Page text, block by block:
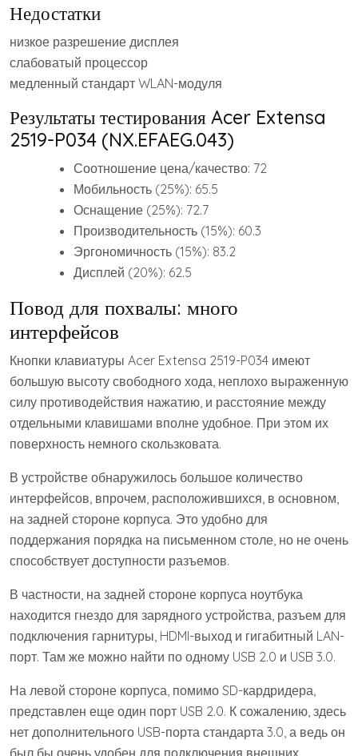
Недостатки
низкое разрешение дисплея
слабоватый процессор
медленный стандарт WLAN-модуля
Результаты тестирования Acer Extensa
2519-P034 (NX.EFAEG.043)
Соотношение цена/качество: 72
Мобильность (25%): 65.5
Оснащение (25%): 72.7
Производительность (15%): 60.3
Эргономичность (15%): 83.2
Дисплей (20%): 62.5
Повод для похвалы: много
интерфейсов
Кнопки клавиатуры Acer Extensa 2519-P034 имеют
большую высоту свободного хода, неплохо выраженную
силу противодействия нажатию, и расстояние между
отдельными клавишами вполне удобное. При этом их
поверхность немного скользковата.
В устройстве обнаружилось большое количество
интерфейсов, впрочем, расположившихся, в основном,
на задней стороне корпуса. Это удобно для
поддержания порядка на письменном столе, но не очень
способствует доступности разъемов.
В частности, на задней стороне корпуса ноутбука
находится гнездо для зарядного устройства, разъем для
подключения гарнитуры, HDMI-выход и гигабитный LAN-
порт. Там же можно найти по одному USB 2.0 и USB 3.0.
На левой стороне корпуса, помимо SD-кардридера,
представлен еще один порт USB 2.0. К сожалению, здесь
нет дополнительного USB-порта стандарта 3.0, а ведь он
был бы очень удобен для подключения внешних